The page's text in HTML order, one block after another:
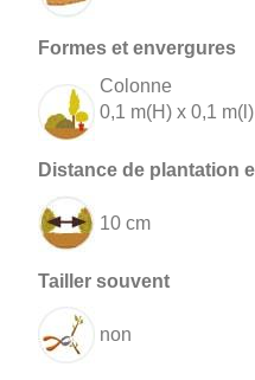
Colonne
0,1 m(H) x 0,1 m(l)
10 cm
non